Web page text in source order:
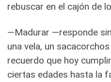
rebuscar en el cajón de
—Madurar —responde
una vela, un
recuerdo que hoy
ciertas edades hasta la